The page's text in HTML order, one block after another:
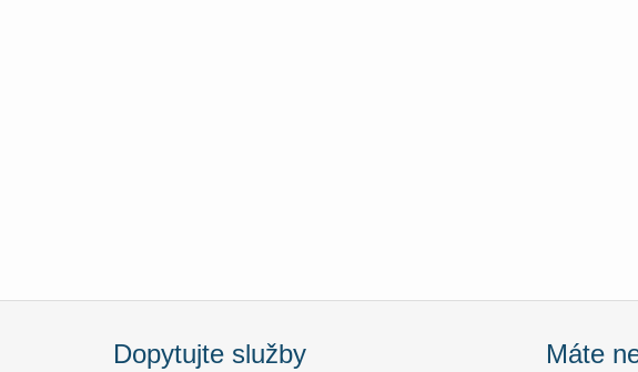
Dopytujte služby Máte